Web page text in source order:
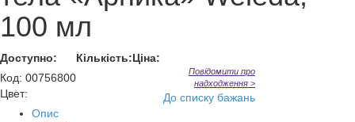
100 мл
Доступно: Кількість:Ціна:
Код: 00756800
Цвет:
Повідомити про
надходження >
До списку бажань
Опис